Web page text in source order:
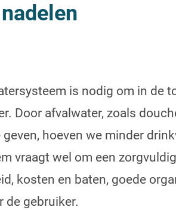
is nodig om in de
Door afvalwater, zoals
hoeven we minder
vraagt wel om een
kosten en baten, goede
de gebruiker.